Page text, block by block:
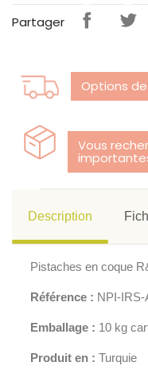
Partager
Options de
Vous
Description
Pistaches en coque
Référence : NPI-
Emballage : 10 kg
Produit en : Turquie